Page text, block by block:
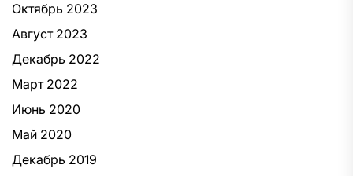
Октябрь 2023
Август 2023
Декабрь 2022
Март 2022
Июнь 2020
Май 2020
Декабрь 2019